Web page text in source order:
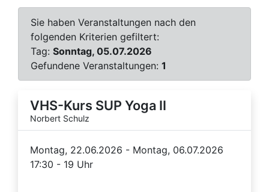
Sie haben Veranstaltungen nach den
folgenden Kriterien gefiltert:
Tag: Sonntag, 05.07.2026
Gefundene Veranstaltungen: 1
VHS-Kurs SUP Yoga II
Norbert Schulz
Montag, 22.06.2026 - Montag, 06.07.2026
17:30 - 19 Uhr